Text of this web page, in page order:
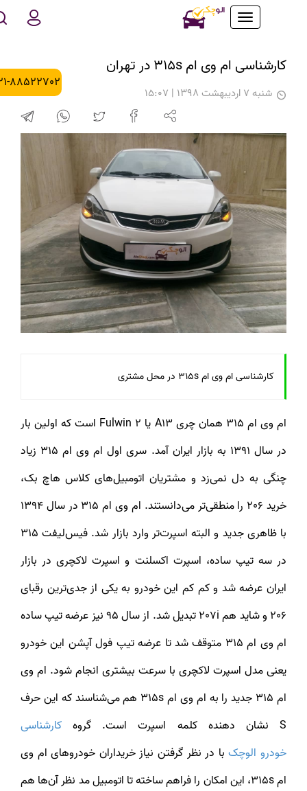
Toggle
021-88522702
کارشناسی ام وی ام 315s در تهران
شنبه 7 اردیبهشت 1398 | 15:07
کارشناسی ام وی ام 315s در محل مشتری
ام وی ام 315 همان چری A13 یا Fulwin 2 است که اولین بار
در سال 1391 به بازار ایران آمد. سری اول ام وی ام 315 زیاد
چنگی به دل نمی‌زد و مشتریان اتومبیل‌های کلاس هاچ بک،
خرید 206 را منطقی‌تر می‌دانستند. ام وی ام 315 در سال 1394
با ظاهری جدید و البته اسپرت‌تر وارد بازار شد. فیس‌لیفت 315
در سه تیپ ساده، اسپرت اکسلنت و اسپرت لاکچری در بازار
ایران عرضه شد و کم کم این خودرو به یکی از جدی‌ترین رقبای
206 و شاید هم 207i تبدیل شد. از سال 95 نیز عرضه تیپ ساده
ام وی ام 315 متوقف شد تا عرضه تیپ فول آپشن این خودرو
یعنی مدل اسپرت لاکچری با سرعت بیشتری انجام شود. ام وی
ام 315 جدید را به ام وی ام 315s هم می‌شناسند که این حرف
کارشناسی
خودرو الوچکبا در نظر گرفتن نیاز خریداران خودروهای ام وی
ام 315s، این امکان را فراهم ساخته تا اتومبیل مد نظر آن‌ها هم